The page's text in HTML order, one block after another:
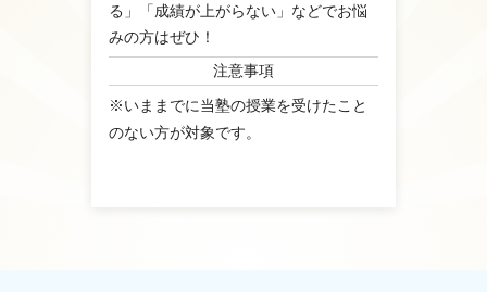
る」「成績が上がらない」などでお悩
みの方はぜひ！
注意事項
※いままでに当塾の授業を受けたこと
のない方が対象です。